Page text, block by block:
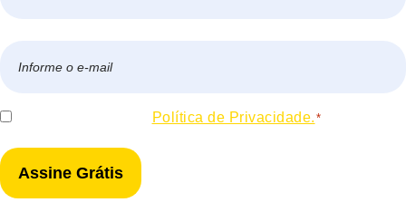
mail
Consentir Política de Privacidade. *